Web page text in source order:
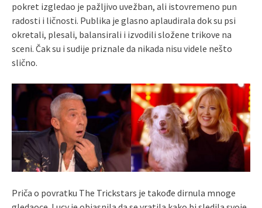
pokret izgledao je pažljivo uvežban, ali istovremeno pun
radosti i ličnosti. Publika je glasno aplaudirala dok su psi
okretali, plesali, balansirali i izvodili složene trikove na
sceni. Čak su i sudije priznale da nikada nisu videle nešto
slično.
Priča o povratku The Trickstars je takođe dirnula mnoge